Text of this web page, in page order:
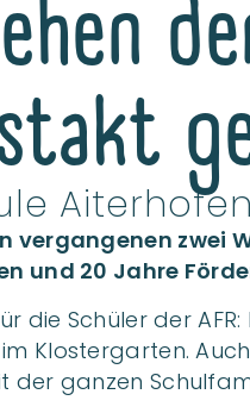
Aiterhofen
vergangenen
und 20 Jahre
die Schüler der
Klostergarten.
der ganzen